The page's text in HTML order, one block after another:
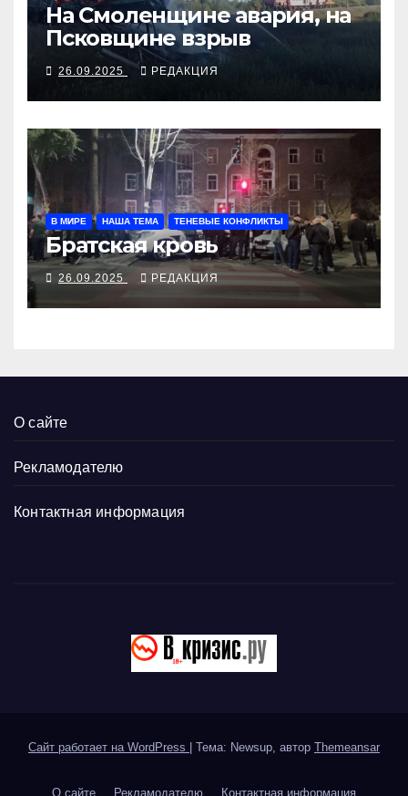
На Смоленщине авария, на
Псковщине взрыв
26.09.2025 РЕДАКЦИЯ
В МИРЕ НАША ТЕМА ТЕНЕВЫЕ КОНФЛИКТЫ
Братская кровь
26.09.2025 РЕДАКЦИЯ
О сайте
Рекламодателю
Контактная информация
Сайт работает на WordPress Тема: Newsup, автор Themeansar
О сайте Рекламодателю Контактная информация